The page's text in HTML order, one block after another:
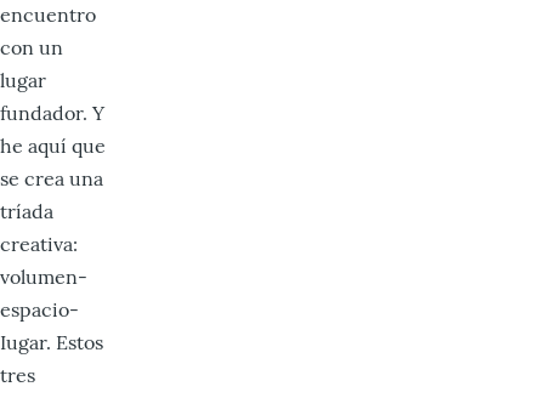
encuentro
con un
lugar
fundador. Y
he aquí que
se crea una
tríada
creativa:
volumen-
espacio-
Iugar. Estos
tres